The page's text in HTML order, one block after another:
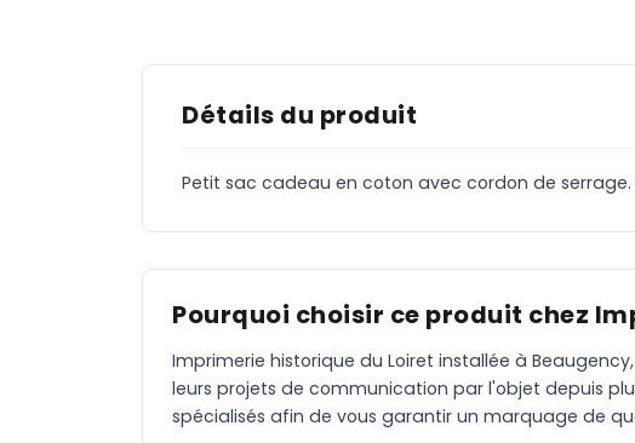
Détails du produit
Petit sac cadeau en coton avec cordon de serrage.
Pourquoi choisir ce produit chez
Imprimerie historique du Loiret installée à
leurs projets de communication par l'objet depuis
spécialisés afin de vous garantir un marquage de